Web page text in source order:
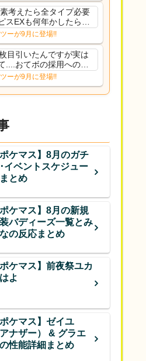
考えたら全タイプ必要
スEXも何年かしたら来
厳選したい育てたいっ
もならないのがこのゲ
ーが9月に登場!!
目引いたんですが実は
....おてボの採用への影
す。ありがとうござい
ぶ強めのABBレントラ
安なんで1枚目にしよう
ーが9月に登場!!
ポケマス】8月のガチ
イベントスケジュー
とめ
ポケマス】8月の新規
バディーズ一覧とみ
の反応まとめ
ポケマス】前夜祭ユカ
よ
ポケマス】ゼイユ
アナザー） & グラエ
性能詳細まとめ